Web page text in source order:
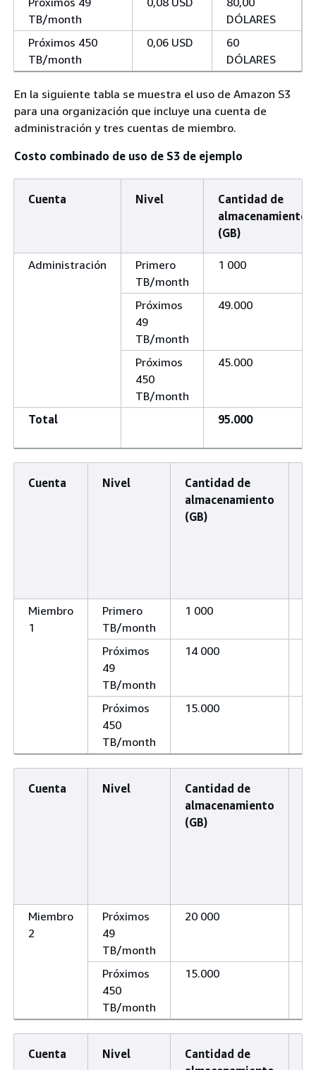
TB/month
DÓLARES
Próximos 450
TB/month
0,06 USD
60
DÓLARES
En la siguiente tabla se muestra el uso de Amazon S3
para una organización que incluye una cuenta de
administración y tres cuentas de miembro.
Costo combinado de uso de S3 de ejemplo
Cuenta Nivel
Cantidad de
almacenamiento
(GB)
Administración
Primero
TB/month
1 000
Próximos
49
TB/month
49.000
Próximos
450
TB/month
45.000
Total 95.000
Cuenta Nivel
Cantidad de
almacenamiento
(GB)
Miembro
1
Primero
TB/month
1 000
Próximos
49
TB/month
14 000
Próximos
450
TB/month
15.000
Cuenta Nivel
Cantidad de
almacenamiento
(GB)
Miembro
2
Próximos
49
TB/month
20 000
Próximos
450
TB/month
15.000
Cuenta Nivel
Cantidad de